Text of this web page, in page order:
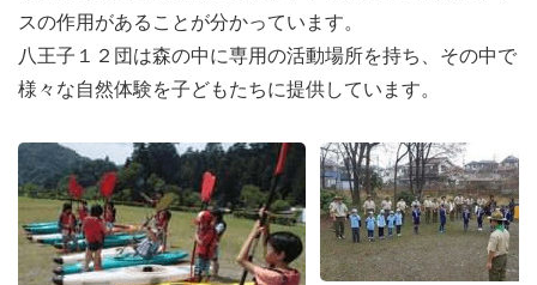
スの作用があることが分かっています。
八王子１２団は森の中に専用の活動場所を持ち、その中で
様々な自然体験を子どもたちに提供しています。